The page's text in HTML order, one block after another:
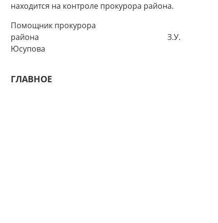
находится на контроле прокурора района.
Помощник прокурора
района З.У.
Юсупова
ГЛАВНОЕ